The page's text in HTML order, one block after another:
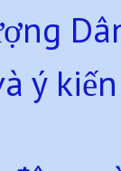
ý